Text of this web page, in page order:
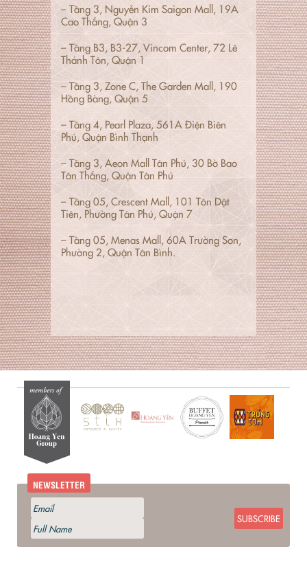
– Tầng 3, Nguyễn Kim Saigon Mall, 19A
Cao Thắng, Quận 3
– Tầng B3, B3-27, Vincom Center, 72 Lê
Thánh Tôn, Quận 1
– Tầng 3, Zone C, The Garden Mall, 190
Hồng Bàng, Quận 5
– Tầng 4, Pearl Plaza, 561A Điện Biên
Phủ, Quận Bình Thạnh
– Tầng 3, Aeon Mall Tân Phú, 30 Bờ Bao
Tân Thắng, Quận Tân Phú
– Tầng 05, Crescent Mall, 101 Tôn Dật
Tiên, Phường Tân Phú, Quận 7
– Tầng 05, Menas Mall, 60A Trường Sơn,
Phường 2, Quận Tân Bình.
NEWSLETTER
SUBSCRIBE